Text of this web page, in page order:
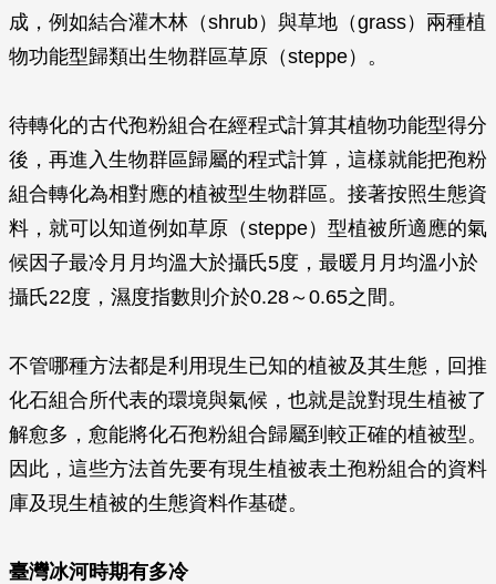
成，例如結合灌木林（shrub）與草地（grass）兩種植
物功能型歸類出生物群區草原（steppe）。
待轉化的古代孢粉組合在經程式計算其植物功能型得分
後，再進入生物群區歸屬的程式計算，這樣就能把孢粉
組合轉化為相對應的植被型生物群區。接著按照生態資
料，就可以知道例如草原（steppe）型植被所適應的氣
候因子最冷月月均溫大於攝氏5度，最暖月月均溫小於
攝氏22度，濕度指數則介於0.28～0.65之間。
不管哪種方法都是利用現生已知的植被及其生態，回推
化石組合所代表的環境與氣候，也就是說對現生植被了
解愈多，愈能將化石孢粉組合歸屬到較正確的植被型。
因此，這些方法首先要有現生植被表土孢粉組合的資料
庫及現生植被的生態資料作基礎。
臺灣冰河時期有多冷